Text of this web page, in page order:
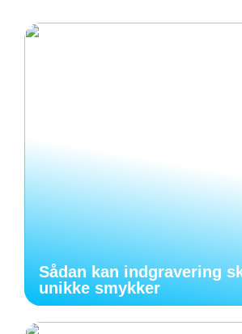
Sådan kan indgravering
unikke smykker